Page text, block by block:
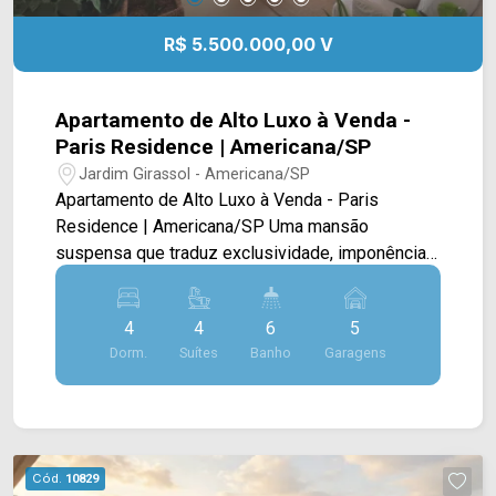
R$ 5.500.000,00 V
Apartamento de Alto Luxo à Venda -
Paris Residence | Americana/SP
Jardim Girassol - Americana/SP
Apartamento de Alto Luxo à Venda - Paris
Residence | Americana/SP Uma mansão
suspensa que traduz exclusividade, imponência
e conforto absoluto. Este magnífico apartamento
totalmente mobiliado oferece 332m² de
elegância distribuídos em ambientes amplos,
integrados e cuidadosamente planejados para
uma experiência de viver única. A área social
planejada equipada com cooktop, exaustor, forno
4
Dorm.
4
Suítes
6
Banho
5
Garagens
Cód. 10829